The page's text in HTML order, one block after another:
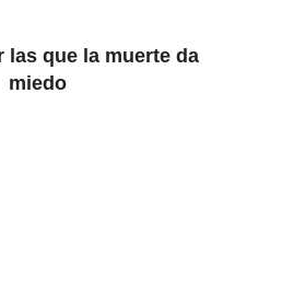
las que la muerte da
miedo